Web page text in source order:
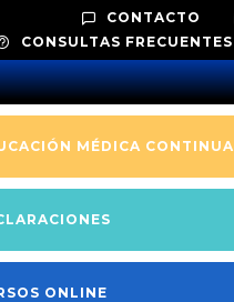
CONTACTO
CONSULTAS FRECUENTES
MÉDICA CONTINUA
ONLINE